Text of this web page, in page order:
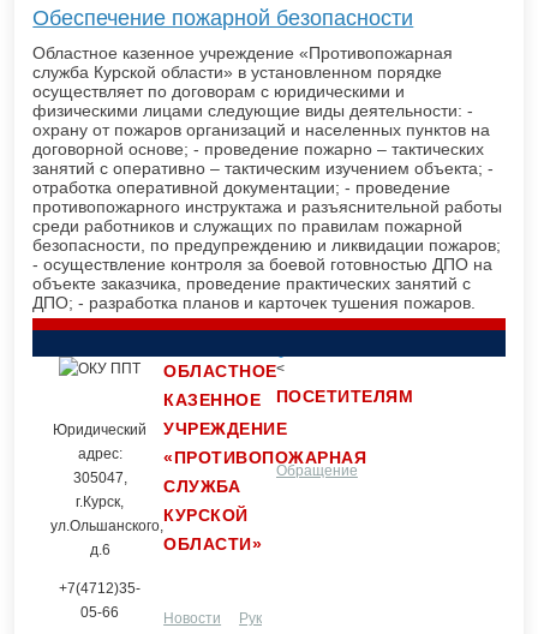
Обеспечение пожарной безопасности
Областное казенное учреждение «Противопожарная
служба Курской области» в установленном порядке
осуществляет по договорам с юридическими и
физическими лицами следующие виды деятельности: -
охрану от пожаров организаций и населенных пунктов на
договорной основе; - проведение пожарно – тактических
занятий с оперативно – тактическим изучением объекта; -
отработка оперативной документации; - проведение
противопожарного инструктажа и разъяснительной работы
среди работников и служащих по правилам пожарной
безопасности, по предупреждению и ликвидации пожаров;
- осуществление контроля за боевой готовностью ДПО на
объекте заказчика, проведение практических занятий с
ДПО; - разработка планов и карточек тушения пожаров.
Юридический
адрес:
305047,
г.Курск,
ул.Ольшанского,
д.6
+7(4712)35-
05-66
ОБЛАСТНОЕ
КАЗЕННОЕ
УЧРЕЖДЕНИЕ
«ПРОТИВОПОЖАРНАЯ
СЛУЖБА
КУРСКОЙ
ОБЛАСТИ»
Новости Руководство и
<
ПОСЕТИТЕЛЯМ
Обращение